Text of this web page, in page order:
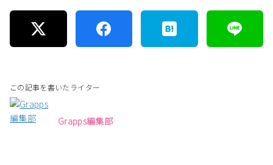
この記事を書いたライター
Grapps編集部